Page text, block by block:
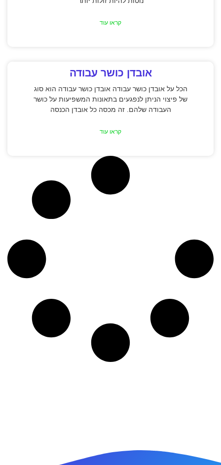
קראו עוד
אובדן כושר עבודה
הכל על אובדן כושר עבודה אובדן כושר עבודה הוא סוג
של פיצוי הניתן לנפגעים בתאונות המשפיעות על כושר
העבודה שלהם. זה מכסה כל אובדן הכנסה
קראו עוד